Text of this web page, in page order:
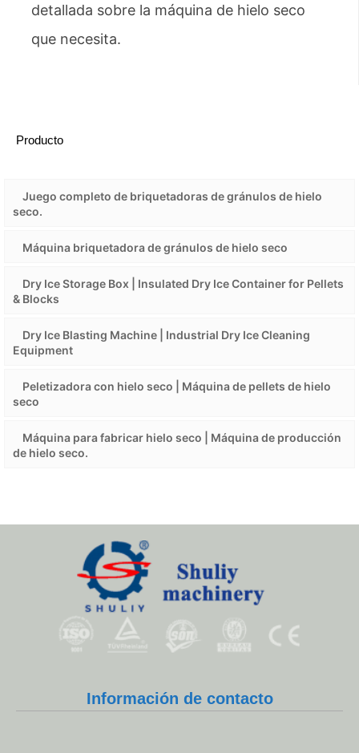
detallada sobre la máquina de hielo seco
que necesita.
Producto
Juego completo de briquetadoras de gránulos de hielo
seco.
Máquina briquetadora de gránulos de hielo seco
Dry Ice Storage Box | Insulated Dry Ice Container for Pellets
& Blocks
Dry Ice Blasting Machine | Industrial Dry Ice Cleaning
Equipment
Peletizadora con hielo seco | Máquina de pellets de hielo
seco
Máquina para fabricar hielo seco | Máquina de producción
de hielo seco.
Información de contacto